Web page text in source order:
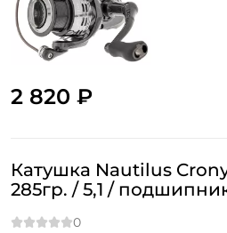
2 820 ₽
Катушка Nautilus
285гр. / 5,1 /